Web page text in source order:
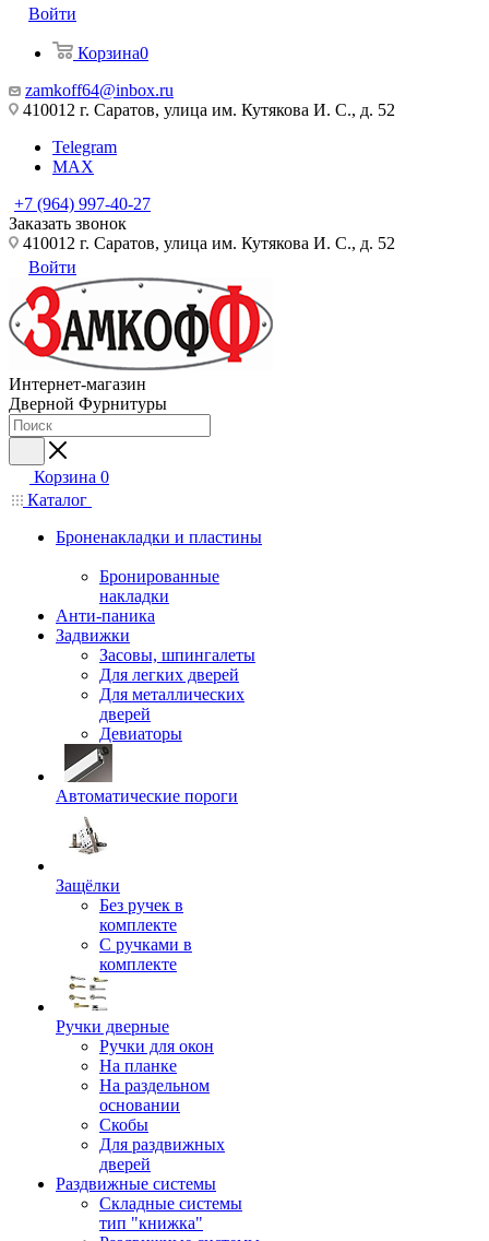
Войти
Корзина0
zamkoff64@inbox.ru
410012 г. Саратов, улица им. Кутякова И. С., д. 52
Telegram
MAX
+7 (964) 997-40-27
Заказать звонок
410012 г. Саратов, улица им. Кутякова И. С., д. 52
Войти
Интернет-магазин
Дверной Фурнитуры
Корзина 0
Каталог
Броненакладки и пластины
Бронированные
накладки
Анти-паника
Задвижки
Засовы, шпингалеты
Для легких дверей
Для металлических
дверей
Девиаторы
Автоматические пороги
Защёлки
Без ручек в
комплекте
С ручками в
комплекте
Ручки дверные
Ручки для окон
На планке
На раздельном
основании
Скобы
Для раздвижных
дверей
Раздвижные системы
Складные системы
тип "книжка"